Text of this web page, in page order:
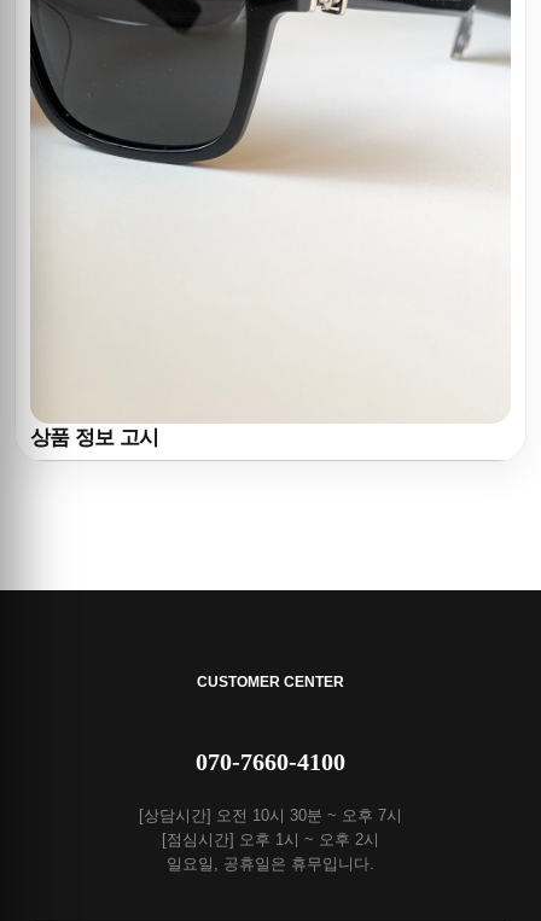
상품 정보 고시
CUSTOMER CENTER
070-7660-4100
[상담시간] 오전 10시 30분 ~ 오후 7시
[점심시간] 오후 1시 ~ 오후 2시
일요일, 공휴일은 휴무입니다.